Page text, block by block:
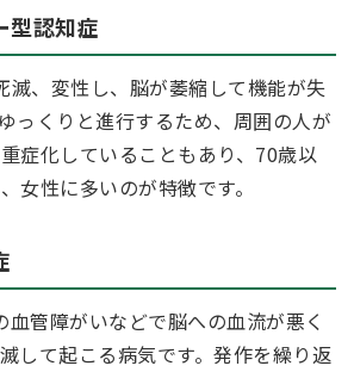
型認知症
滅、変性し、脳が萎縮して機能が失
っくりと進行するため、周囲の人が
症化していることもあり、70歳以
女性に多いのが特徴です。
血管障がいなどで脳への血流が悪く
して起こる病気です。発作を繰り返